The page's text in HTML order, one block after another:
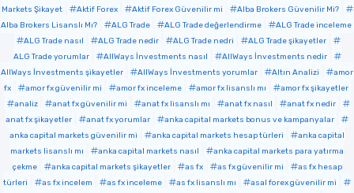
Markets Şikayet
Aktif Forex Aktif Forex Güvenilir mi
Alba Brokers Güvenilir Mi?
Alba Brokers Lisanslı Mı?
ALG Trade ALG Trade değerlendirme
ALG Trade inceleme
ALG Trade nasıl
ALG Trade nedir ALG Trade nedri
ALG Trade şikayetler
ALG Trade yorumlar
AllWays İnvestments nasıl
AllWays İnvestments nedir
AllWays İnvestments şikayetler
AllWays İnvestments yorumlar Altın Analizi
amor
fx
amor fx güvenilir mi amor fx inceleme amor fx lisanslı mı
amor fx şikayetler
analiz
anat fx güvenilir mi anat fx lisanslı mı anat fx nasıl
anat fx nedir
anat fx şikayetler
anat fx yorumlar
anka capital markets bonus ve kampanyalar
anka capital markets güvenilir mi
anka capital markets hesap türleri
anka capital
markets lisanslı mı
anka capital markets nasıl
anka capital markets para yatırma
çekme
anka capital markets şikayetler as fx as fx güvenilir mi
as fx hesap
türleri
as fx incelem as fx inceleme as fx lisanslı mı
asal forex güvenilir mi